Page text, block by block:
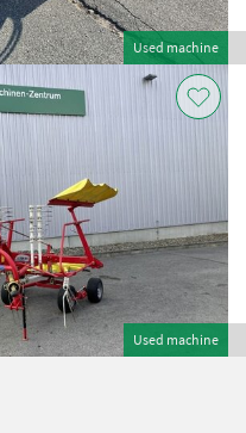
Used machine
Used machine